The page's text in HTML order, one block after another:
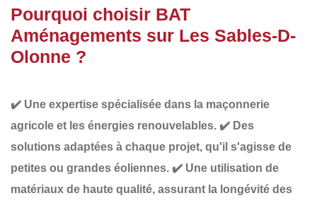
Pourquoi choisir BAT
Aménagements sur Les Sables-D-
Olonne ?
✔️ Une expertise spécialisée dans la maçonnerie
agricole et les énergies renouvelables. ✔️ Des
solutions adaptées à chaque projet, qu'il s'agisse de
petites ou grandes éoliennes. ✔️ Une utilisation de
matériaux de haute qualité, assurant la longévité des